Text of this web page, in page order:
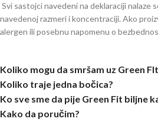
Svi sastojci navedeni na deklaraciji nalaze
navedenoj razmeri i koncentraciji. Ako
alergen ili posebnu napomenu o
Koliko mogu da smršam uz Green
Koliko traje jedna bočica?
Ko sve sme da pije Green Fit biljne
Kako da poručim?